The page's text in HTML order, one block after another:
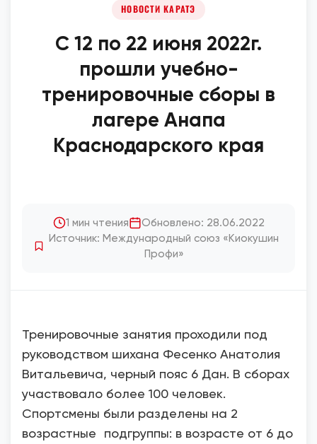
НОВОСТИ КАРАТЭ
С 12 по 22 июня 2022г.
прошли учебно-
тренировочные сборы в
лагере Анапа
Краснодарского края
1 мин чтения
Обновлено: 28.06.2022
Источник: Международный союз «Киокушин
Профи»
Тренировочные занятия проходили под
руководством шихана Фесенко Анатолия
Витальевича, черный пояс 6 Дан. В сборах
участвовало более 100 человек.
Спортсмены были разделены на 2
возрастные подгруппы: в возрасте от 6 до